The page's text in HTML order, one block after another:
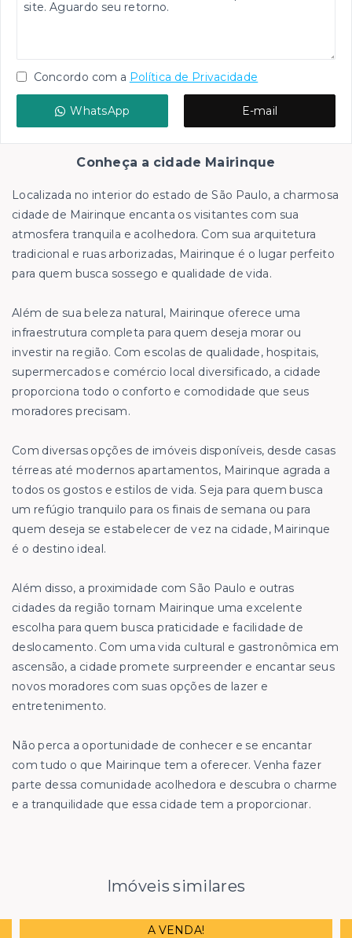
Concordo com a Política de Privacidade
WhatsApp E-mail
Conheça a cidade Mairinque
Localizada no interior do estado de São Paulo, a charmosa
cidade de Mairinque encanta os visitantes com sua
atmosfera tranquila e acolhedora. Com sua arquitetura
tradicional e ruas arborizadas, Mairinque é o lugar perfeito
para quem busca sossego e qualidade de vida.
Além de sua beleza natural, Mairinque oferece uma
infraestrutura completa para quem deseja morar ou
investir na região. Com escolas de qualidade, hospitais,
supermercados e comércio local diversificado, a cidade
proporciona todo o conforto e comodidade que seus
moradores precisam.
Com diversas opções de imóveis disponíveis, desde casas
térreas até modernos apartamentos, Mairinque agrada a
todos os gostos e estilos de vida. Seja para quem busca
um refúgio tranquilo para os finais de semana ou para
quem deseja se estabelecer de vez na cidade, Mairinque
é o destino ideal.
Além disso, a proximidade com São Paulo e outras
cidades da região tornam Mairinque uma excelente
escolha para quem busca praticidade e facilidade de
deslocamento. Com uma vida cultural e gastronômica em
ascensão, a cidade promete surpreender e encantar seus
novos moradores com suas opções de lazer e
entretenimento.
Não perca a oportunidade de conhecer e se encantar
com tudo o que Mairinque tem a oferecer. Venha fazer
parte dessa comunidade acolhedora e descubra o charme
e a tranquilidade que essa cidade tem a proporcionar.
Imóveis similares
A VENDA!